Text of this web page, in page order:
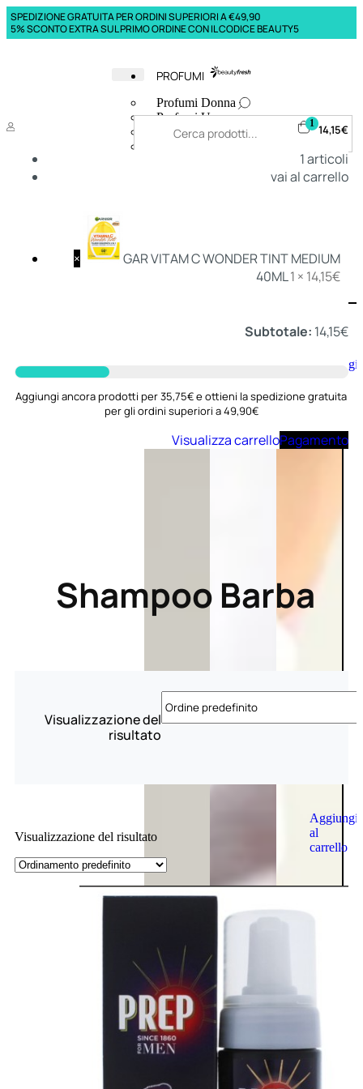
SPEDIZIONE GRATUITA PER ORDINI SUPERIORI A €49,90
5% SCONTO EXTRA SUL PRIMO ORDINE CON IL CODICE BEAUTY5
PROFUMI
Profumi Donna
Profumi Uomo
Deodoranti Donna
Uomo
Aggiungi
carrello
Aggiungi
al
carrello
1 14,15€
1articoli
vai al carrello
×
GAR VITAM C WONDER TINT MEDIUM
40ML1 × 14,15€
Subtotale: 14,15€
Aggiungi ancora prodotti per 35,75€ e ottieni la spedizione gratuita
per gli ordini superiori a 49,90€
Visualizza carrelloPagamento
Shampoo Barba
Visualizzazione del
risultato
Visualizzazione del risultato